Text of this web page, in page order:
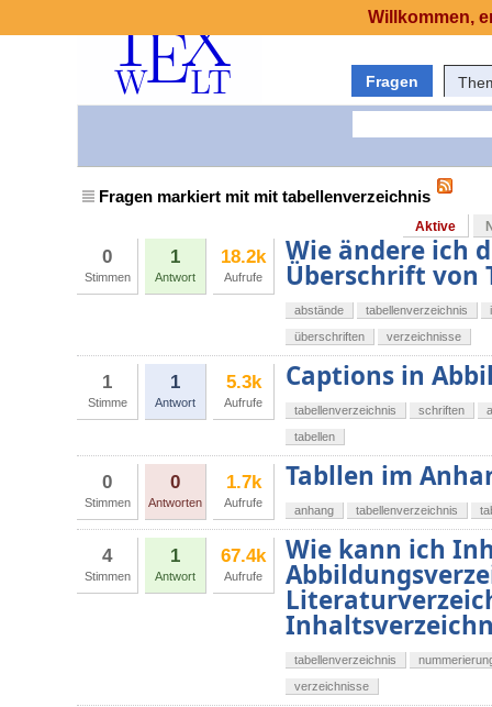
Fragen
Fragen markiert mit mit tabellenverzeichnis
Aktive
0
Stimmen
1
Antwort
18.2k
Aufrufe
Wie ändere ich
Überschrift von
abstände tabellenverzeichnis
überschriften
verzeichnisse
1
Stimme
1
Antwort
5.3k
Aufrufe
Captions in
tabellenverzeichnis schriften
tabellen
0
Stimmen
0
Antworten
1.7k
Aufrufe
Tabllen im
anhang tabellenverzeichnis
4
Stimmen
1
Antwort
67.4k
Aufrufe
Wie kann ich
tabellenverzeichnis
verzeichnisse
Willkommen,